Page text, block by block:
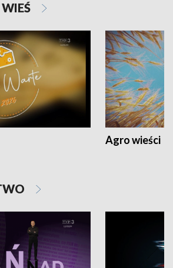
Agro wieści